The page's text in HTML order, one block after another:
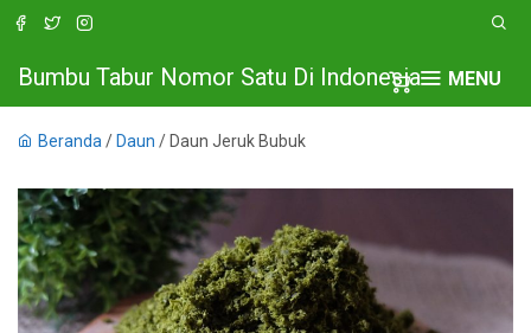
MENU
Bumbu Tabur Nomor Satu Di Indonesia
Beranda / Daun / Daun Jeruk Bubuk